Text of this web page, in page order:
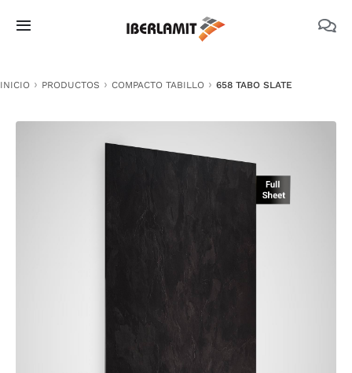
Toggle
NOSOTROS
DOCUMENTACIÓN TÉCNICA
INICIO PRODUCTOS COMPACTO TABILLO 658 TABO SLATE